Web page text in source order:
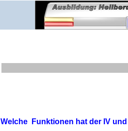
Welche Funktionen hat der IV